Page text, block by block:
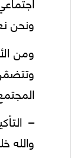
ونحن
ومن
–
والله